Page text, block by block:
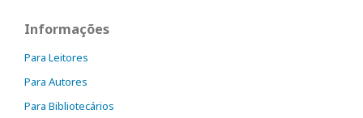
Informações
Para Leitores
Para Autores
Para Bibliotecários